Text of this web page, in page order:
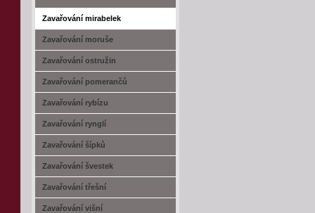
Zavařování mirabelek
Zavařování moruše
Zavařování ostružin
Zavařování pomerančů
Zavařování rybízu
Zavařování rynglí
Zavařování šípků
Zavařování švestek
Zavařování třešní
Zavařování višní